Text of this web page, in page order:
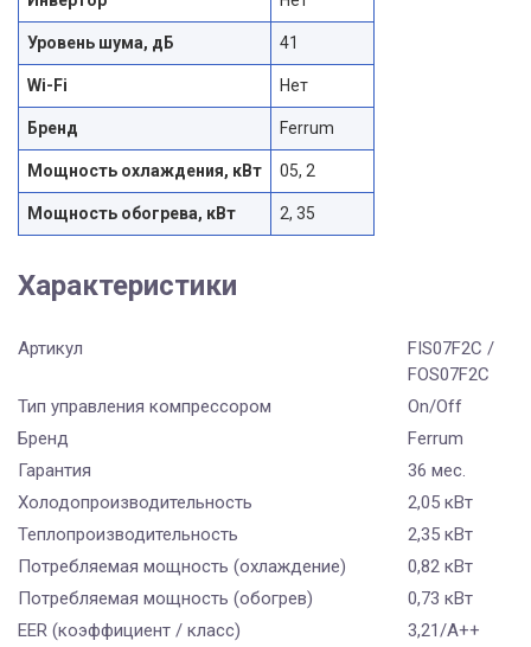
Уровень шума, дБ 41
Wi-Fi Нет
Бренд Ferrum
Мощность охлаждения, кВт 05, 2
Мощность обогрева, кВт 2, 35
Характеристики
Артикул
FIS07F2С /
FOS07F2С
Тип управления компрессором
On/Off
Бренд
Ferrum
Гарантия
36 мес.
Холодопроизводительность
2,05 кВт
Теплопроизводительность
2,35 кВт
Потребляемая мощность (охлаждение)
0,82 кВт
Потребляемая мощность (обогрев)
0,73 кВт
EER (коэффициент / класс)
3,21/A++